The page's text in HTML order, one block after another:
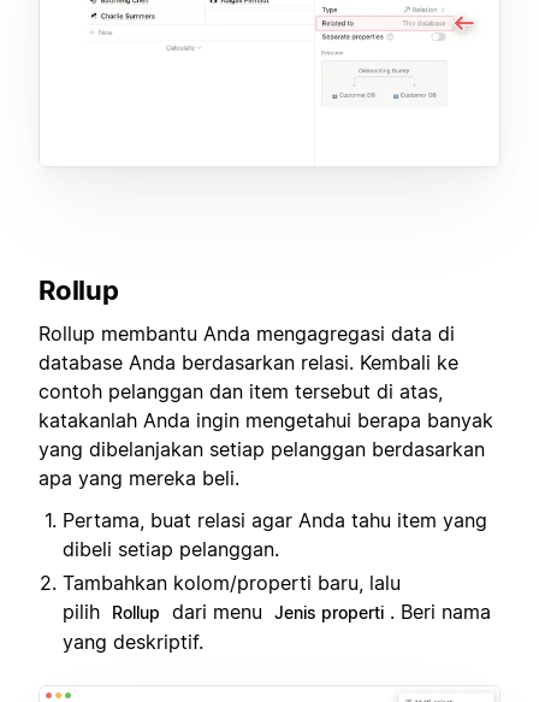
Rollup
Rollup membantu Anda mengagregasi data di
database Anda berdasarkan relasi. Kembali ke
contoh pelanggan dan item tersebut di atas,
katakanlah Anda ingin mengetahui berapa banyak
yang dibelanjakan setiap pelanggan berdasarkan
apa yang mereka beli.
Pertama, buat relasi agar Anda tahu item yang
dibeli setiap pelanggan.
Tambahkan kolom/properti baru, lalu
pilih
Rollup dari menu Jenis properti . Beri nama
yang deskriptif.